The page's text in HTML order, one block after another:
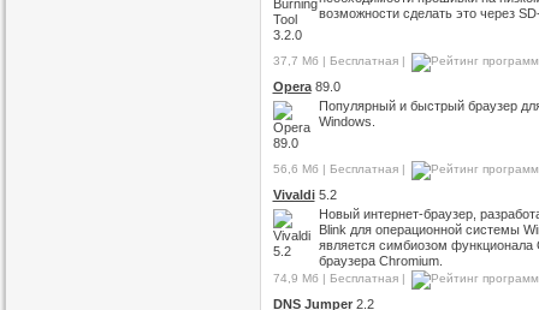
возможности сделать это через
37,7 Мб | Бесплатная |
Opera89.0
Популярный и быстрый браузер
Windows.
56,6 Мб | Бесплатная |
Vivaldi5.2
Новый интернет-браузер,
Blink для операционной системы
является симбиозом функционала
браузера Chromium.
74,9 Мб | Бесплатная |
DNS Jumper2.2